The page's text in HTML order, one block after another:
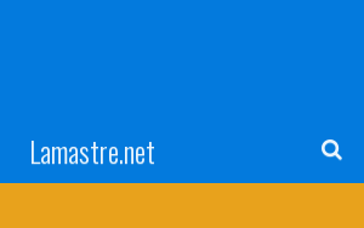
Lamastre.net